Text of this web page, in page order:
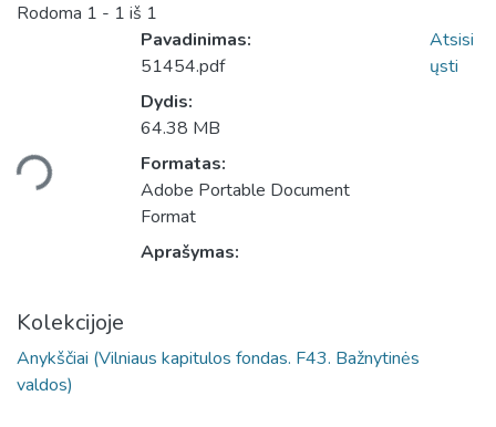
Rodoma 1 - 1 iš 1
Pavadinimas:
51454.pdf
Dydis:
64.38 MB
Formatas:
Adobe Portable Document
Format
Aprašymas:
Atsisi
ųsti
Kolekcijoje
Anykščiai (Vilniaus kapitulos fondas. F43. Bažnytinės
valdos)